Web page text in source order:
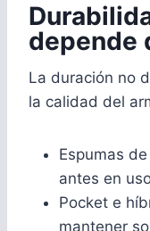
depende
La duración no
la calidad del
Espumas
antes en
Pocket e
mantener